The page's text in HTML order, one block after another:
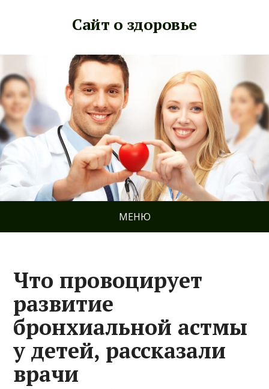
Сайт о здоровье
МЕНЮ
Что провоцирует
развитие
бронхиальной астмы
у детей, рассказали
врачи